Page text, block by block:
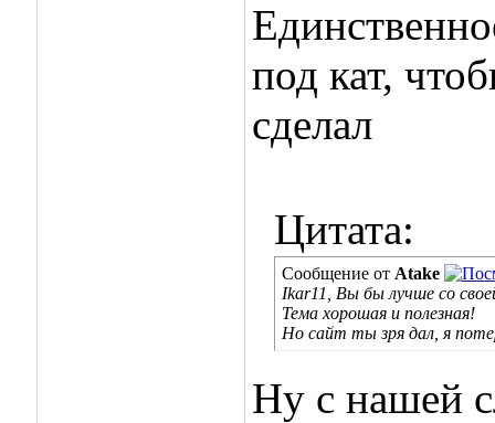
под кат,
сделал
Цитата:
Сообщение от Atake
Ikar11, Вы бы лучше со
Тема хорошая и полезная!
Но сайт ты зря дал, я
Ну с нашей